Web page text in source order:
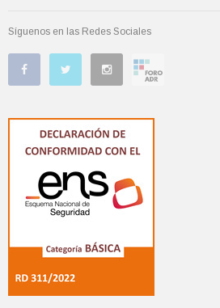
Síguenos en las Redes Sociales